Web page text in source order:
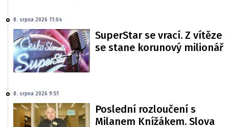
8. srpna 2026 11:04
SuperStar se vrací. Z vítěze
se stane korunový milionář
8. srpna 2026 9:51
Poslední rozloučení s
Milanem Knížákem. Slova